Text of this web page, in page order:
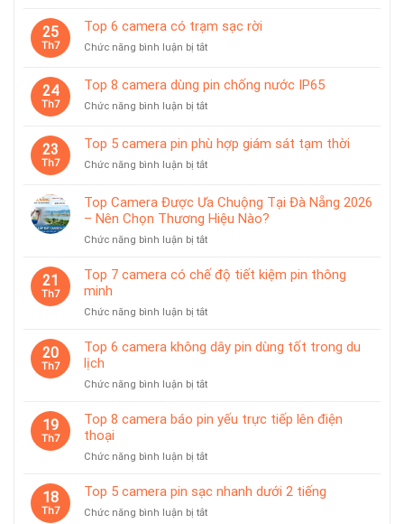
chuyên
cho
vàng
camera
pin
giá
từ
tiện
25
Th7
Top 6 camera có trạm sạc rời
Chức năng bình luận bị tắtở
camera
có
sạc
24
Th7
Top 8 camera dùng pin chống nước IP65
Chức năng bình luận bị tắtở
camera
dùng
chống
nước
IP65
23
Th7
Top 5 camera pin phù hợp giám sát tạm thời
Chức năng bình luận bị tắtở
5
camera
pin
phù
giám
thời
Top Camera Được Ưa Chuộng Tại Đà Nẵng 2026
– Nên Chọn Thương Hiệu Nào?
Chức năng bình luận bị tắtở
Camera
Được
Chuộng
Đà
Chọn
Hiệu
21
Th7
Top 7 camera có chế độ tiết kiệm pin thông
minh
Chức năng bình luận bị tắtở
camera
chế
tiết
20
Th7
Top 6 camera không dây pin dùng tốt trong du
lịch
Chức năng bình luận bị tắtở
camera
dây
dùng
19
Th7
Top 8 camera báo pin yếu trực tiếp lên điện
thoại
Chức năng bình luận bị tắtở
báo
18
Th7
Top 5 camera pin sạc nhanh dưới 2 tiếng
Chức năng bình luận bị tắtở